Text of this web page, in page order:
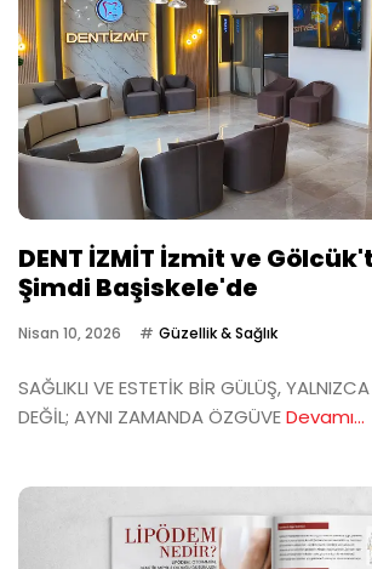
DENT İZMİT İzmit ve
Şimdi Başiskele'de
Nisan 10, 2026 Güzellik & Sağlık
SAĞLIKLI VE ESTETİK BİR GÜLÜŞ,
DEĞİL; AYNI ZAMANDA ÖZGÜVEDevamı...